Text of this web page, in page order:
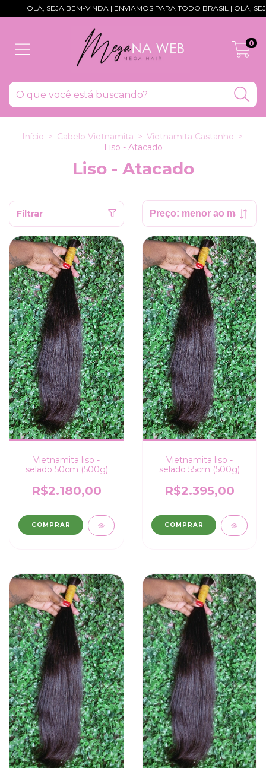
OLÁ, SEJA BEM-VINDA | ENVIAMOS PARA TODO BRASIL | OLÁ, SEJA
0
Início > Cabelo Vietnamita > Vietnamita Castanho >
Liso - Atacado
Liso - Atacado
Filtrar
Vietnamita liso -
selado 50cm (500g)
R$2.180,00
COMPRAR
Vietnamita liso -
selado 55cm (500g)
R$2.395,00
COMPRAR